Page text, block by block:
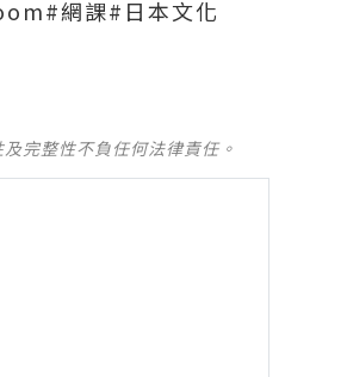
網課#日本文化
完整性不負任何法律責任。